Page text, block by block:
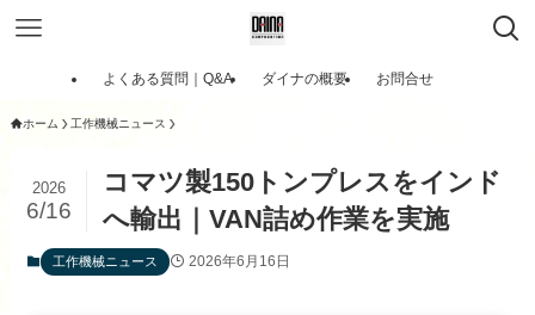
よくある質問｜Q&A ダイナの概要 お問合せ
ホーム 工作機械ニュース
コマツ製150トンプレスをインド
へ輸出｜VAN詰め作業を実施
2026
6/16
工作機械ニュース 2026年6月16日